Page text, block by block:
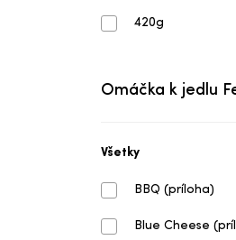
Halloumi Wrap
Paradajková Polievka
Cezar Šalát
Koza-Repa Šalát
420g
Omáčka k jedlu
Všetky
BBQ (príloha)
Blue Cheese